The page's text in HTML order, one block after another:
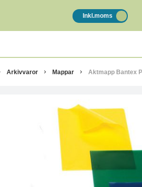
Inkl.moms
Arkivvaror Mappar Aktmapp Bantex